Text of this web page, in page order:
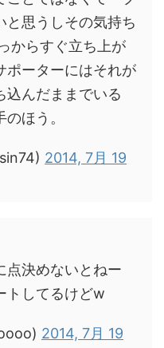
と思うしその気持ち
からすぐ立ち上が
ポーターにはそれが
込んだままでいる
ほう。
2014, 7月 19
点決めないとねー
トしてるけどw
2014, 7月 19